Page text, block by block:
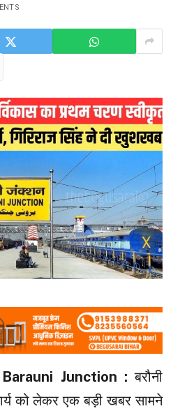
Junction :बरौनी
को लेकर एक बड़ी खबर सामने